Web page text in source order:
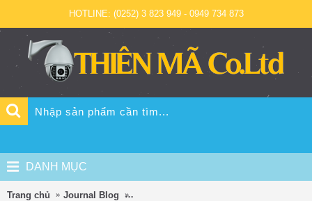
HOTLINE: (0252) 3 823 949 - 0949 734 873
DANH MỤC
Trang chủ Journal Blog Tên miền camera là gi? tại sao phải sử